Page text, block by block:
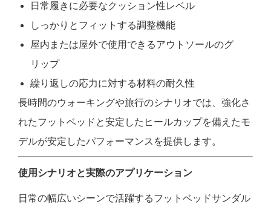
日常履きに必要なクッション性レベル
しっかりとフィットする調整機能
屋内または屋外で使用できるアウトソールのグ
リップ
繰り返しの応力に対する材料の耐久性
長時間のウォーキングや旅行のシナリオでは、強化さ
れたフットベッドと安定したヒールカップを備えたモ
デルが安定したパフォーマンスを提供します。
使用シナリオと実際のアプリケーション
日常の幅広いシーンで活躍するフットベッドサンダル